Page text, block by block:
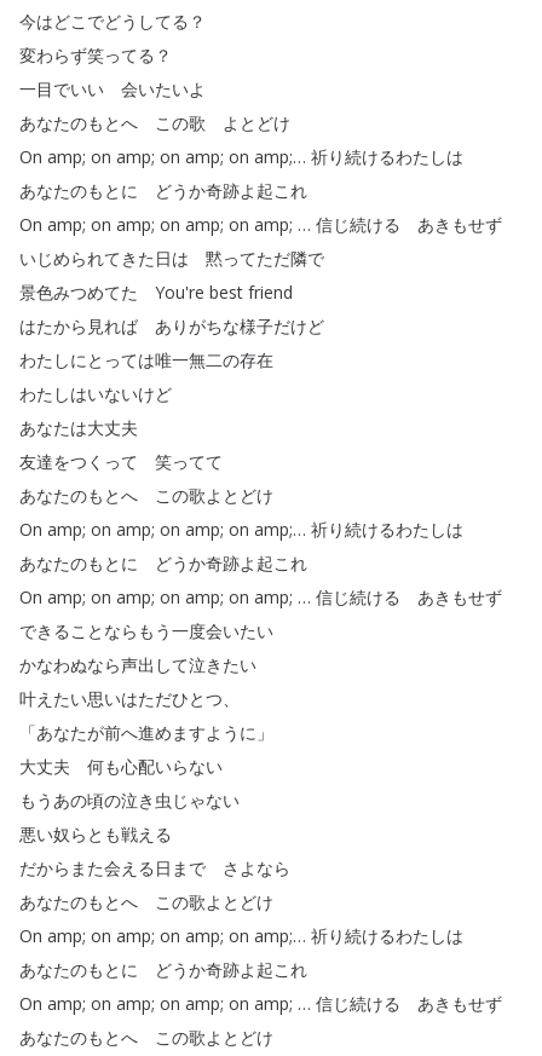
今はどこでどうしてる ？
変わらず笑ってる ？
一目でいい
会いたいよ
あなたのもとへ
この歌
よとどけ
On amp; on amp; on amp; on amp;… 祈り続けるわたしは
あなたのもとに
どうか奇跡よ起これ
On amp; on amp; on amp; on amp; … 信じ続ける
あきもせず
いじめられてきた日は
黙ってただ隣で
景色みつめてた
You're best friend
はたから見れば
ありがちな様子だけど
わたしにとっては唯一無二の存在
わたしはいないけど
あなたは大丈夫
友達をつくって
笑ってて
あなたのもとへ
この歌よとどけ
On amp; on amp; on amp; on amp;… 祈り続けるわたしは
あなたのもとに
どうか奇跡よ起これ
On amp; on amp; on amp; on amp; … 信じ続ける
あきもせず
できることならもう一度会いたい
かなわぬなら声出して泣きたい
叶えたい思いはただひとつ、
「あなたが前へ進めますように 」
大丈夫
何も心配いらない
もうあの頃の泣き虫じゃない
悪い奴らとも戦える
だからまた会える日まで
さよなら
あなたのもとへ
この歌よとどけ
On amp; on amp; on amp; on amp;… 祈り続けるわたしは
あなたのもとに
どうか奇跡よ起これ
On amp; on amp; on amp; on amp; … 信じ続ける
あきもせず
あなたのもとへ
この歌よとどけ